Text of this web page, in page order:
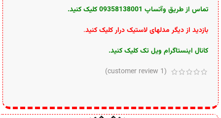
تماس از طریق وآتساپ 09358138001 کلیک کنید.
بازدید از دیگر مدلهای لاستیک درار کلیک کنید.
کانال اینستاگرام ویل تک کلیک کنید.
(
1